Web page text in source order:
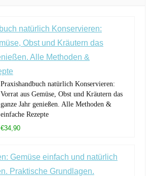
Praxishandbuch natürlich Konservieren:
Vorrat aus Gemüse, Obst und Kräutern das
ganze Jahr genießen. Alle Methoden &
einfache Rezepte
€34,90